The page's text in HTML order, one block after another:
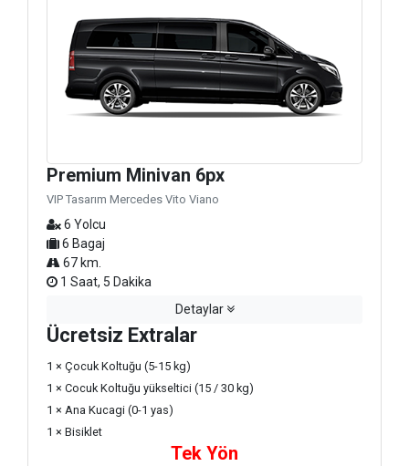
Premium Minivan 6px
VIP Tasarım Mercedes Vito Viano
6 Yolcu
6 Bagaj
67 km.
1 Saat, 5 Dakika
Detaylar
Ücretsiz Extralar
1 × Çocuk Koltuğu (5-15 kg)
1 × Cocuk Koltuğu yükseltici (15 / 30 kg)
1 × Ana Kucagi (0-1 yas)
1 × Bisiklet
Tek Yön